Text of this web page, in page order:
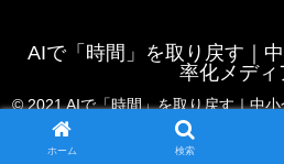
AIで「時間」を取り戻す｜
率化メディ
© 2021 AIで「時間」を取り戻す｜中
ホーム 検索